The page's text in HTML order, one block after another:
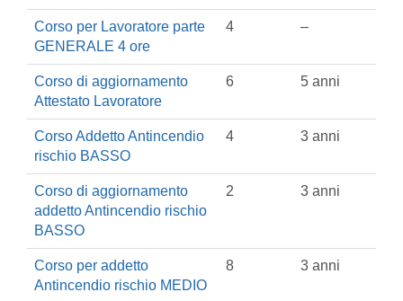
Corso per Lavoratore parte
GENERALE 4 ore
4 –
Corso di aggiornamento
Attestato Lavoratore
6 5 anni
Corso Addetto Antincendio
rischio BASSO
4 3 anni
Corso di aggiornamento
addetto Antincendio rischio
BASSO
2 3 anni
Corso per addetto
Antincendio rischio MEDIO
8 3 anni